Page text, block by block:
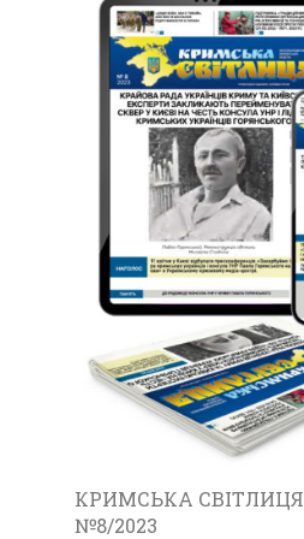
КРИМСЬКА СВІТЛИЦЯ
№8/2023